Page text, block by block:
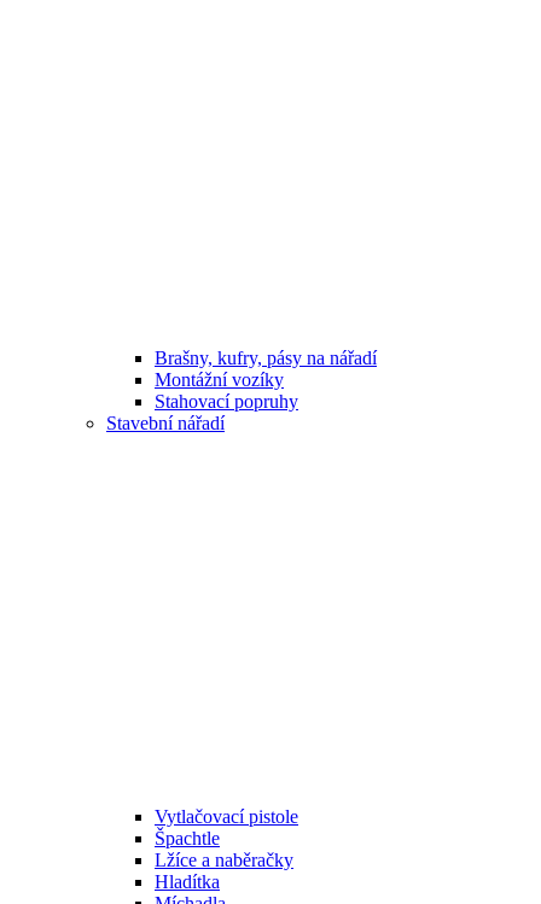
Brašny, kufry, pásy na nářadí
Montážní vozíky
Stahovací popruhy
Stavební nářadí
Vytlačovací pistole
Špachtle
Lžíce a naběračky
Hladítka